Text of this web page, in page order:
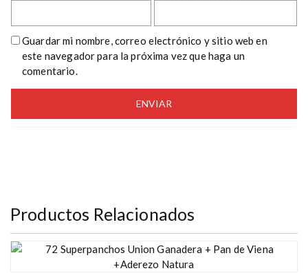
Guardar mi nombre, correo electrónico y sitio web en
este navegador para la próxima vez que haga un
comentario.
Productos Relacionados